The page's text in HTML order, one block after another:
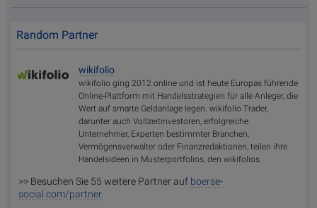
Random Partner
wikifolio
wikifolio ging 2012 online und ist heute Europas führende
Online-Plattform mit Handelsstrategien für alle Anleger, die
Wert auf smarte Geldanlage legen. wikifolio Trader,
darunter auch Vollzeitinvestoren, erfolgreiche
Unternehmer, Experten bestimmter Branchen,
Vermögensverwalter oder Finanzredaktionen, teilen ihre
Handelsideen in Musterportfolios, den wikifolios.
>> Besuchen Sie 55 weitere Partner auf boerse-
social.com/partner